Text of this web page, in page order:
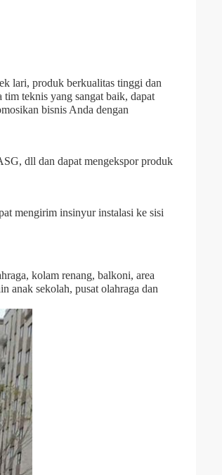
lari, produk berkualitas tinggi dan
teknis yang sangat baik, dapat
bisnis Anda dengan
dll dan dapat mengekspor produk
mengirim insinyur instalasi ke sisi
kolam renang, balkoni, area
anak sekolah, pusat olahraga dan